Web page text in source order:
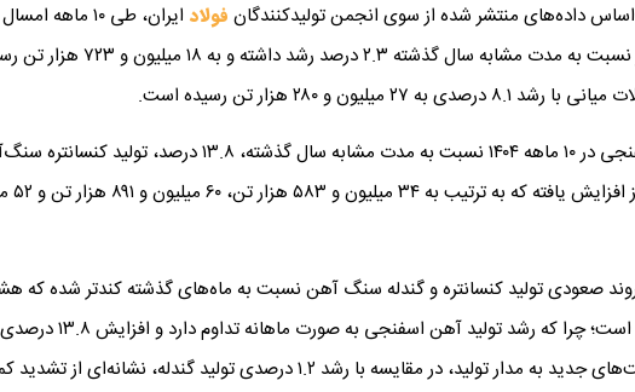
اساس داده‌های منتشر شده از سوی انجمن تولیدکنندگان فولاد
ایران، طی ۱۰
کل محصولات فولادی کشور نسبت به مدت مشابه سال گذشته ۲.۳ درصد رشد داشته
و ۲۸۰ هزار تن رسیده است.
صعودی تولید کنسانتره و گندله سنگ آهن نسبت به ماه‌های گذشته کندتر شده که
تولیدکنندگان آهن اسفنجی است؛ چرا که رشد
اسفنجی به دلیل ورود ظرفیت‌های جدید به مدار تولید، در مقایسه با رشد ۱.۲ درصدی تولید گندله،